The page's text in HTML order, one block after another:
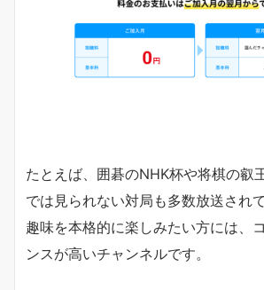
たとえば、囲碁のNHK杯や将棋の叡
では見られない対局も多数放送されて
趣味を本格的に楽しみたい方には、
ンスが高いチャンネルです。